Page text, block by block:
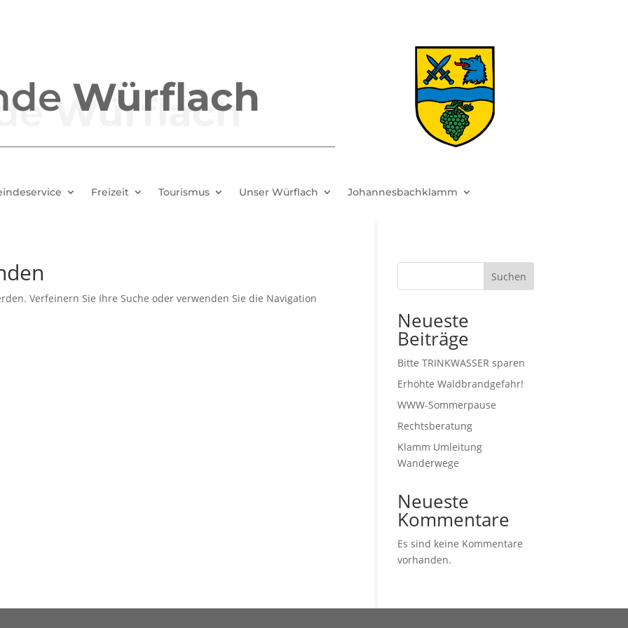
Würflach
Freizeit Tourismus Unser Würflach Johannesbachklamm
Verfeinern Sie Ihre Suche oder verwenden Sie die Navigation
Suchen
Neueste
Beiträge
Bitte TRINKWASSER sparen
Erhöhte Waldbrandgefahr!
WWW-Sommerpause
Rechtsberatung
Klamm Umleitung
Wanderwege
Neueste
Kommentare
Es sind keine Kommentare
vorhanden.